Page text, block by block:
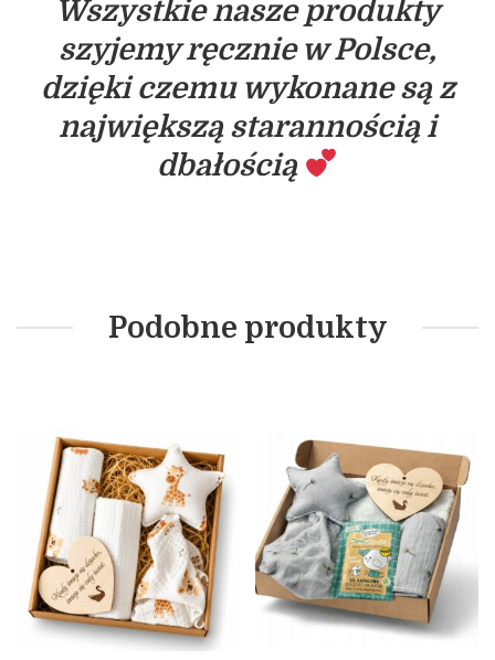
Wszystkie nasze produkty
szyjemy ręcznie w Polsce,
dzięki czemu wykonane są z
największą starannością i
dbałością
Podobne produkty